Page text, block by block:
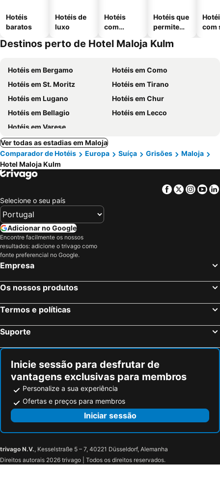
Hotéis
baratos
Hotéis de
luxo
Hotéis
com
Hotéis que
permitem
com
Destinos perto de Hotel Maloja Kulm
Hotéis em Bergamo
Hotéis em Como
Hotéis em St. Moritz
Hotéis em Tirano
Hotéis em Lugano
Hotéis em Chur
Hotéis em Bellagio
Hotéis em Lecco
Hotéis em Varese
Ver todas as estadias em Maloja
Comparador de Hotéis
Europa Suíça Grisões
Maloja
Hotel Maloja Kulm
Facebook
Twitter
Selecione o seu país
Adicionar no Google
Encontre facilmente os nossos
resultados: adicione o trivago como
fonte preferencial no Google.
Empresa
Os nossos produtos
Termos e políticas
Suporte
Inicie sessão para desfrutar de
vantagens exclusivas para membros
Personalize a sua experiência
Ofertas e preços para membros
Iniciar sessão
trivago N.V., Kesselstraße 5 – 7, 40221 Düsseldorf, Alemanha
Direitos autorais 2026 trivago | Todos os direitos reservados.